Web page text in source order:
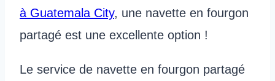
à Guatemala City, une navette en fourgon
partagé est une excellente option !
Le service de navette en fourgon partagé